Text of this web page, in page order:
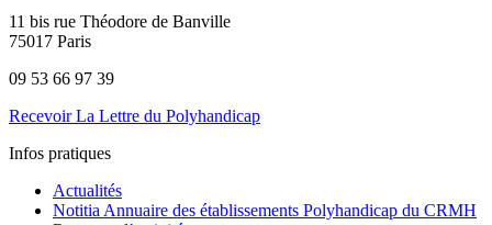
11 bis rue Théodore de Banville
75017 Paris
09 53 66 97 39
Recevoir La Lettre du Polyhandicap
Infos pratiques
Actualités
Notitia Annuaire des établissements Polyhandicap du CRMH